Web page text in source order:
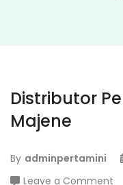
Distributor
Majene
By adminpertamini
Leave a Comment